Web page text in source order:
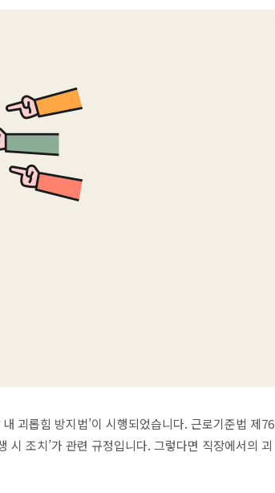
내 괴롭힘 방지법’이 시행되었습니다. 근로기준법 제76
시 조치’가 관련 규정입니다. 그렇다면 직장에서의 괴